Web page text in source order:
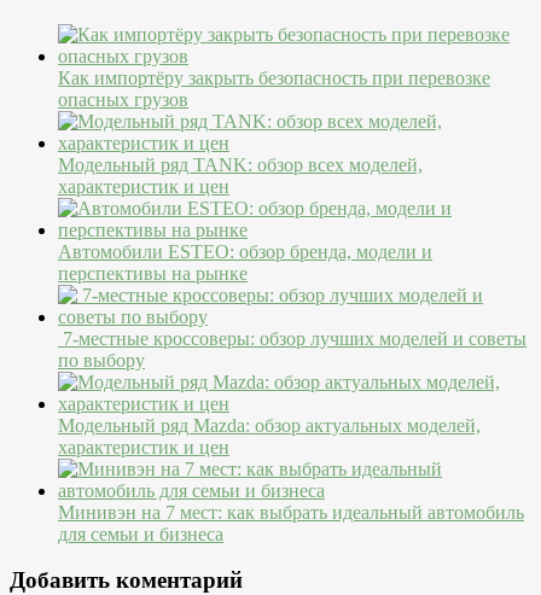
Как импортёру закрыть безопасность при перевозке
опасных грузов
Модельный ряд TANK: обзор всех моделей,
характеристик и цен
Автомобили ESTEO: обзор бренда, модели и
перспективы на рынке
7-местные кроссоверы: обзор лучших моделей и советы
по выбору
Модельный ряд Mazda: обзор актуальных моделей,
характеристик и цен
Минивэн на 7 мест: как выбрать идеальный автомобиль
для семьи и бизнеса
Добавить коментарий